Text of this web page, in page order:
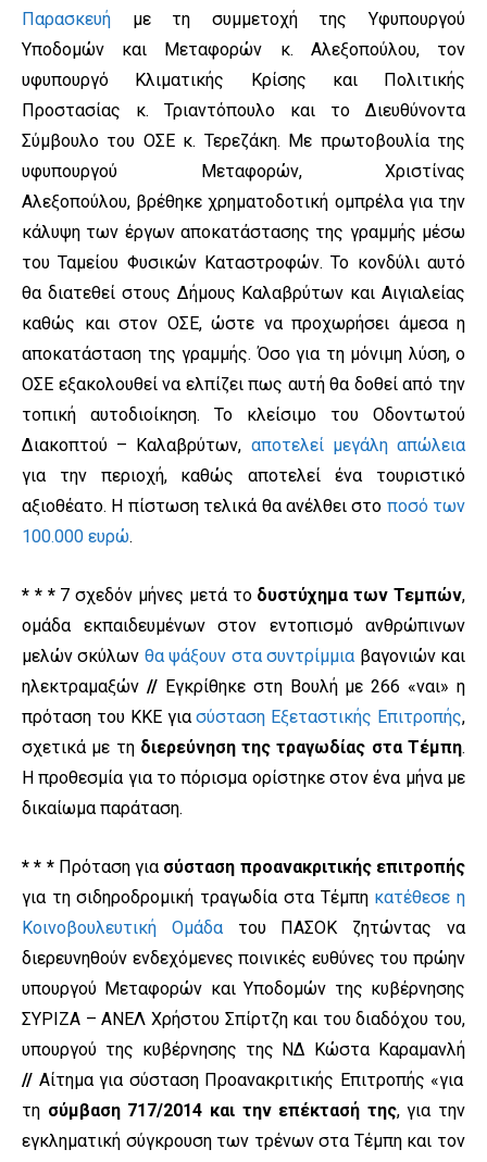
Παρασκευή με τη συμμετοχή της Υφυπουργού
Υποδομών και Μεταφορών κ. Αλεξοπούλου, τον
υφυπουργό Κλιματικής Κρίσης και Πολιτικής
Προστασίας κ. Τριαντόπουλο και το Διευθύνοντα
Σύμβουλο του ΟΣΕ κ. Τερεζάκη. Με πρωτοβουλία της
υφυπουργού Μεταφορών, Χριστίνας
Αλεξοπούλου, βρέθηκε χρηματοδοτική ομπρέλα για την
κάλυψη των έργων αποκατάστασης της γραμμής μέσω
του Ταμείου Φυσικών Καταστροφών. Το κονδύλι αυτό
θα διατεθεί στους Δήμους Καλαβρύτων και Αιγιαλείας
καθώς και στον ΟΣΕ, ώστε να προχωρήσει άμεσα η
αποκατάσταση της γραμμής. Όσο για τη μόνιμη λύση, ο
ΟΣΕ εξακολουθεί να ελπίζει πως αυτή θα δοθεί από την
τοπική αυτοδιοίκηση. Το κλείσιμο του Οδοντωτού
Διακοπτού – Καλαβρύτων, αποτελεί μεγάλη απώλεια
για την περιοχή, καθώς αποτελεί ένα τουριστικό
αξιοθέατο. Η πίστωση τελικά θα ανέλθει στο ποσό των
100.000 ευρώ.
* * *7 σχεδόν μήνες μετά το δυστύχημα των Τεμπών,
ομάδα εκπαιδευμένων στον εντοπισμό ανθρώπινων
μελών σκύλων θα ψάξουν στα συντρίμμια βαγονιών και
ηλεκτραμαξών // Εγκρίθηκε στη Βουλή με 266 «ναι» η
πρόταση του ΚΚΕ γιασύσταση Εξεταστικής Επιτροπής,
σχετικά με τη διερεύνηση της τραγωδίας στα Τέμπη.
Η προθεσμία για το πόρισμα ορίστηκε στον ένα μήνα με
δικαίωμα παράταση.
* * *Πρόταση για σύσταση προανακριτικής επιτροπής
για τη σιδηροδρομική τραγωδία στα Τέμπη κατέθεσε η
Κοινοβουλευτική Ομάδατου ΠΑΣΟΚ ζητώντας να
διερευνηθούν ενδεχόμενες ποινικές ευθύνες του πρώην
υπουργού Μεταφορών και Υποδομών της κυβέρνησης
ΣΥΡΙΖΑ – ΑΝΕΛ Χρήστου Σπίρτζη και του διαδόχου του,
υπουργού της κυβέρνησης της ΝΔ Κώστα Καραμανλή
// Αίτημα για σύσταση Προανακριτικής Επιτροπής «για
τη σύμβαση 717/2014 και την επέκτασή της, για την
εγκληματική σύγκρουση των τρένων στα Τέμπη και τον